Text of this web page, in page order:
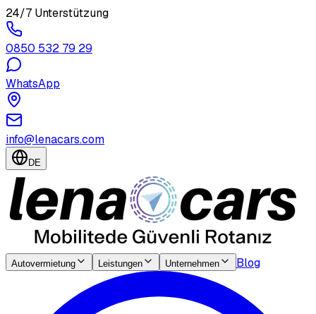
24/7 Unterstützung
0850 532 79 29
WhatsApp
info@lenacars.com
DE
Autovermietung Leistungen Unternehmen Blog